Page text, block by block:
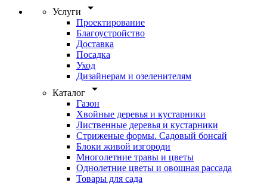
Услуги arrow_drop_down
Проектирование
Благоустройство
Доставка
Посадка
Уход
Дизайнерам и озеленителям
Каталог
arrow_drop_down
Газон
Хвойные деревья и кустарники
Лиственные деревья и кустарники
Стриженые формы. Садовый бонсай
Блоки живой изгороди
Многолетние травы и цветы
Однолетние цветы и овощная рассада
Товары для сада